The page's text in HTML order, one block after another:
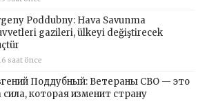
Poddubny: Hava Savunma
gazileri, ülkeyi değiştirecek
saat önce
Поддубный: Ветераны СВО — это
сила, которая изменит страну